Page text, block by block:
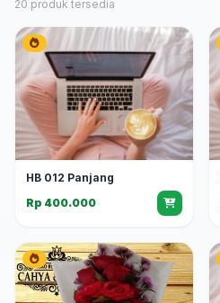
20 produk tersedia
HB 012 Panjang
Rp 400.000